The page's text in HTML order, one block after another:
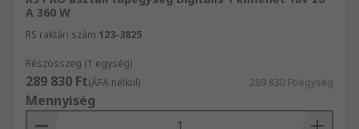
A 360 W
RS raktári szám 123-3825
Részösszeg (1 egység)
289 830 Ft(ÁFA nélkül) 289 830 Ft/egység
Mennyiség